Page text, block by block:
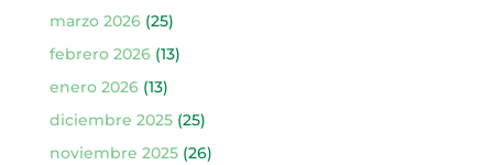
marzo 2026(25)
febrero 2026(13)
enero 2026(13)
diciembre 2025(25)
noviembre 2025(26)